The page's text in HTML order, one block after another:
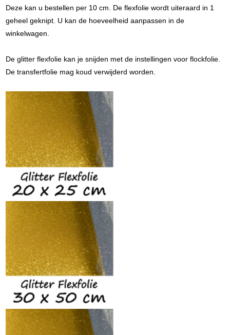
​Deze kan u bestellen per 10 cm. De flexfolie wordt uiteraard in 1
geheel geknipt. U kan de hoeveelheid aanpassen in de
winkelwagen.
De glitter flexfolie kan je snijden met de instellingen voor flockfolie.
De transfertfolie mag koud verwijderd worden.